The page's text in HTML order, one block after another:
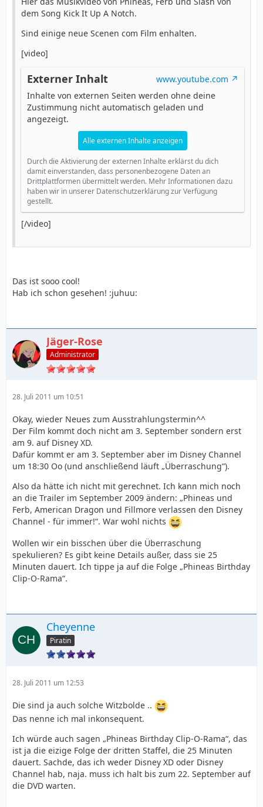
dem Song Kick It Up A Notch.
Sind einige neue Scenen com Film enhalten.
[video]
Externer Inhalt
www.youtube.com
Inhalte von externen Seiten werden ohne deine
Zustimmung nicht automatisch geladen und
angezeigt.
Alle externen Inhalte anzeigen
Durch die Aktivierung der externen Inhalte erklärst du dich
damit einverstanden, dass personenbezogene Daten an
Drittplattformen übermittelt werden. Mehr Informationen dazu
haben wir in unserer Datenschutzerklärung zur Verfügung
gestellt.
[/video]
Das ist sooo cool!
Hab ich schon gesehen! :juhuu:
Jäger-Rose
Administrator
28. Juli 2011 um 10:51
Okay, wieder Neues zum Ausstrahlungstermin^^
Der Film kommt doch nicht am 3. September sondern erst
am 9. auf Disney XD.
Dafür kommt er am 3. September aber im Disney Channel
um 18:30 Oo (und anschließend läuft „Überraschung“).
Also da hätte ich nicht mit gerechnet. Ich kann mich noch
an die Trailer im September 2009 ändern: „Phineas und
Ferb, American Dragon und Fillmore verlassen den Disney
Channel - für immer!“. War wohl nichts
Wollen wir ein bisschen über die Überraschung
spekulieren? Es gibt keine Details außer, dass sie 25
Minuten dauert. Ich tippe ja auf die Folge „Phineas Birthday
Clip-O-Rama“.
Cheyenne
Piratin
28. Juli 2011 um 12:53
Die sind ja auch solche Witzbolde ..
Das nenne ich mal inkonsequent.
Ich würde auch sagen „Phineas Birthday Clip-O-Rama“, das
ist ja die eizige Folge der dritten Staffel, die 25 Minuten
dauert. Sachde, das ich weder Disney XD oder Disney
Channel hab, naja. muss ich halt bis zum 22. September auf
die DVD warten.